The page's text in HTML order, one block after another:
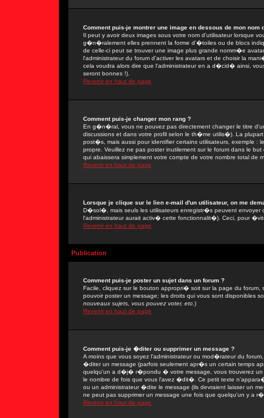
Comment puis-je montrer une image en dessous de mon nom
Il peut y avoir deux images sous votre nom d'utilisateur lorsque
g�n�ralement elles prennent la forme d'�toiles ou de blocs
de celle-ci peut se trouver une image plus grande nomm�e
l'administrateur du forum d'activer les avatars et de choisir la
cela voudra alors dire que l'administrateur en a d�cid� ainsi,
seront bonnes !).
Revenir en haut de page
Comment puis-je changer mon rang ?
En g�n�ral, vous ne pouvez pas directement changer le titre
discussions et dans votre profil selon le th�me utilis�). La
post�s, mais aussi pour identifier certains utilisateurs, exemple
propre. Veuillez ne pas poster inutilement sur le forum dans le
qui abaissera simplement votre compte de votre nombre total de
Revenir en haut de page
Lorsque je clique sur le lien e-mail d'un utilisateur, on me
D�sol�, mais seuls les utilisateurs enregistr�s peuvent
l'administrateur aurait activ� cette fonctionnalit�). Ceci, pour
Revenir en haut de page
Publication
Comment puis-je poster un sujet dans un forum ?
Facile, cliquez sur le bouton appropri� soit sur la page du
pouvoir poster un message; les droits qui vous sont disponibles
nouveaux sujets, vous pouvez voter, etc. )
Revenir en haut de page
Comment puis-je �diter ou supprimer un message ?
A moins que vous soyez l'administrateur ou mod�rateur du
�diter un message (parfois seulement apr�s un certain temps
quelqu'un a d�j� r�pondu � votre message, vous trouverez un
le nombre de fois que vous l'avez �dit�. Ce petit texte
ou un administrateur �dite le message (ils devraient laisser un
ne peut pas supprimer un message une fois que quelqu'un y a
Revenir en haut de page